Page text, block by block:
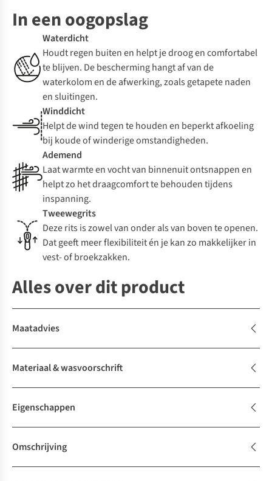
In een oogopslag
Waterdicht
Houdt regen buiten en helpt je droog en comfortabel
te blijven. De bescherming hangt af van de
waterkolom en de afwerking, zoals getapete naden
en sluitingen.
Winddicht
Helpt de wind tegen te houden en beperkt afkoeling
bij koude of winderige omstandigheden.
Ademend
Laat warmte en vocht van binnenuit ontsnappen en
helpt zo het draagcomfort te behouden tijdens
inspanning.
Tweewegrits
Deze rits is zowel van onder als van boven te openen.
Dat geeft meer flexibiliteit én je kan zo makkelijker in
vest- of broekzakken.
Alles over dit product
Maatadvies
Materiaal & wasvoorschrift
Eigenschappen
Omschrijving